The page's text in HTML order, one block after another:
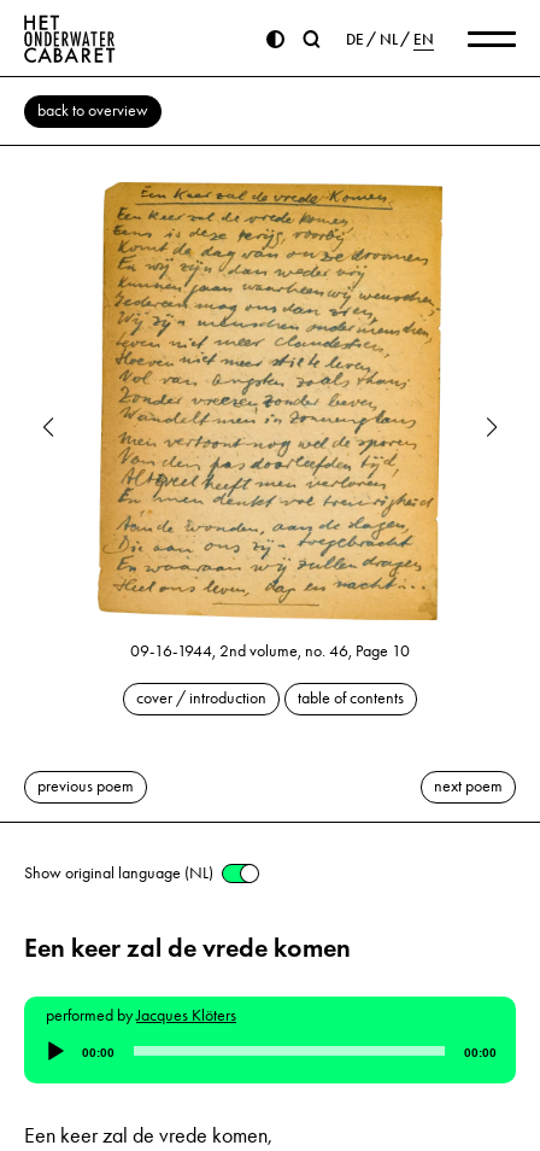
DE NL EN
back to overview
09-16-1944, 2nd volume, no. 46, Page 10
cover / introduction table of contents
previous poem next poem
Show original language (NL)
Een keer zal de vrede komen
performed byJacques Klöters
Audio
Player
00:00 00:00
Een keer zal de vrede komen,